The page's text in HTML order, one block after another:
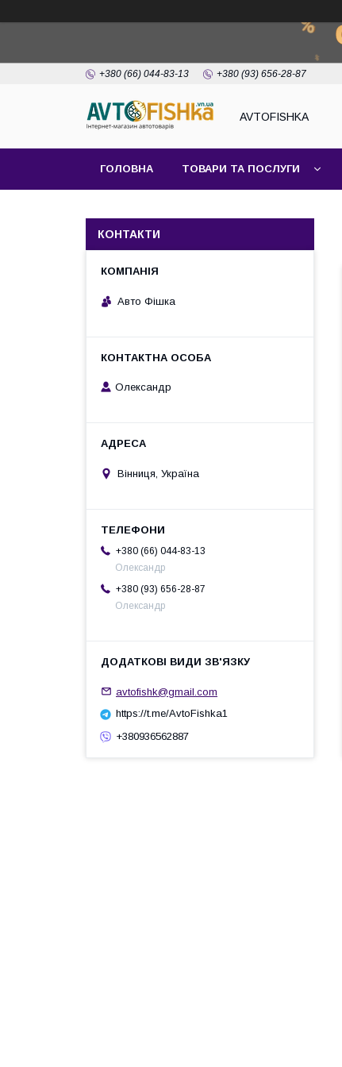
+380 (66) 044-83-13 +380 (93) 656-28-87
AVTOFISHKA
ГОЛОВНА ТОВАРИ ТА ПОСЛУГИ
КОНТАКТИ
Авто Фішка
Олександр
Вінниця, Україна
+380 (66) 044-83-13
Олександр
+380 (93) 656-28-87
Олександр
avtofishk@gmail.com
https://t.me/AvtoFishka1
+380936562887